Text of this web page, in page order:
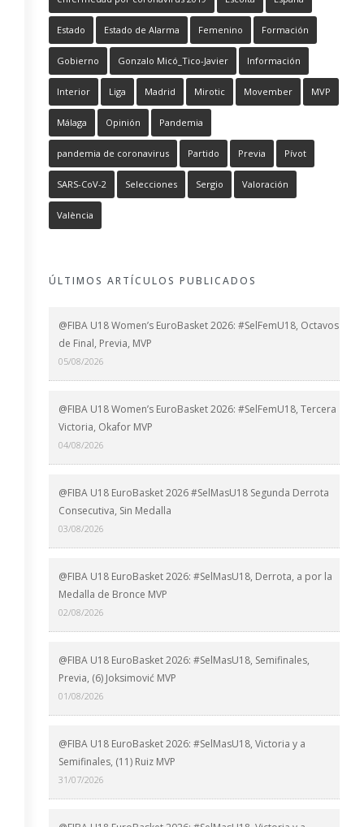
Estado Estado de Alarma Femenino Formación
Gobierno Gonzalo Micó_Tico-Javier Información
Interior Liga Madrid Mirotic Movember MVP
Málaga Opinión Pandemia
pandemia de coronavirus Partido Previa Pívot
SARS-CoV-2 Selecciones Sergio Valoración
València
ÚLTIMOS ARTÍCULOS PUBLICADOS
@FIBA U18 Women’s EuroBasket 2026: #SelFemU18, Octavos
de Final, Previa, MVP
05/08/2026
@FIBA U18 Women’s EuroBasket 2026: #SelFemU18, Tercera
Victoria, Okafor MVP
04/08/2026
@FIBA U18 EuroBasket 2026 #SelMasU18 Segunda Derrota
Consecutiva, Sin Medalla
03/08/2026
@FIBA U18 EuroBasket 2026: #SelMasU18, Derrota, a por la
Medalla de Bronce MVP
02/08/2026
@FIBA U18 EuroBasket 2026: #SelMasU18, Semifinales,
Previa, (6) Joksimović MVP
01/08/2026
@FIBA U18 EuroBasket 2026: #SelMasU18, Victoria y a
Semifinales, (11) Ruiz MVP
31/07/2026